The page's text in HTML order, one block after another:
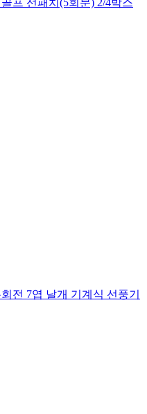
프 선패치(5회분) 2/4박스
전 7엽 날개 기계식 선풍기